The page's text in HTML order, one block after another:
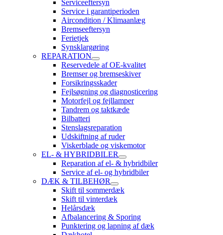
Serviceeftersyn
Service i garantiperioden
Aircondition / Klimaanlæg
Bremseeftersyn
Ferietjek
Synsklargøring
REPARATION
Reservedele af OE-kvalitet
Bremser og bremseskiver
Forsikringsskader
Fejlsøgning og diagnosticering
Motorfejl og fejllamper
Tandrem og taktkæde
Bilbatteri
Stenslagsreparation
Udskiftning af ruder
Viskerblade og viskemotor
EL- & HYBRIDBILER
Reparation af el- & hybridbiler
Service af el- og hybridbiler
DÆK & TILBEHØR
Skift til sommerdæk
Skift til vinterdæk
Helårsdæk
Afbalancering & Sporing
Punktering og lapning af dæk